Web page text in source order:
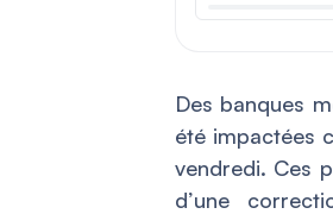
Des banques
été impactées
vendredi. Ces
d’une